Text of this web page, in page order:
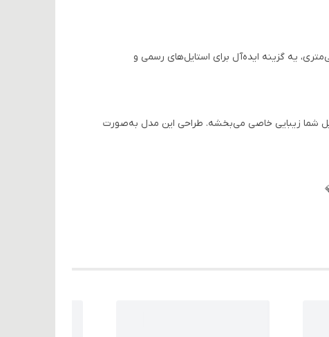
یه انتخاب فوق‌العاده برای خانم‌هایی که به دنبال ترکیب شیک و راحتی هستن! این مدل با قد ۹۰ سانتی‌متری، یه گزینه ایده‌آل برای استایل‌های رسمی و
شما زیبایی خاصی می‌بخشه. طراحی این مدل به‌صورت